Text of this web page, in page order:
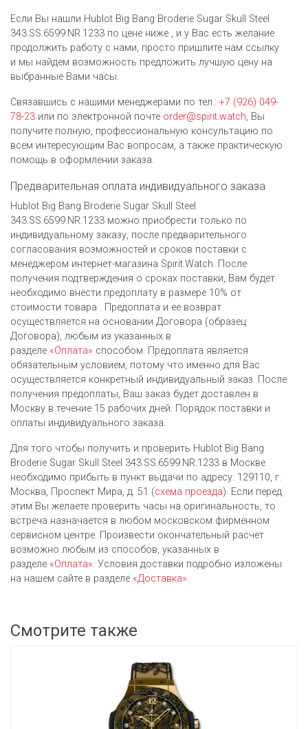
Если Вы нашли Hublot Big Bang Broderie Sugar Skull Steel
343.SS.6599.NR.1233 по цене ниже , и у Вас есть желание
продолжить работу с нами, просто пришлите нам ссылку
и мы найдем возможность предложить лучшую цену на
выбранные Вами часы.
Связавшись с нашими менеджерами по тел.: +7 (926) 049-
78-23 или по электронной почте order@spirit.watch, Вы
получите полную, профессиональную консультацию по
всем интересующим Вас вопросам, а также практическую
помощь в оформлении заказа.
Предварительная оплата индивидуального заказа
Hublot Big Bang Broderie Sugar Skull Steel
343.SS.6599.NR.1233 можно приобрести только по
индивидуальному заказу, после предварительного
согласования возможностей и сроков поставки с
менеджером интернет-магазина Spirit.Watch. После
получения подтверждения о сроках поставки, Вам будет
необходимо внести предоплату в размере 10% от
стоимости товара . Предоплата и ее возврат
осуществляется на основании Договора (образец
Договора), любым из указанных в
разделе «Оплата» способом. Предоплата является
обязательным условием, потому что именно для Вас
осуществляется конкретный индивидуальный заказ. После
получения предоплаты, Ваш заказ будет доставлен в
Москву в течение 15 рабочих дней. Порядок поставки и
оплаты индивидуального заказа.
Для того чтобы получить и проверить Hublot Big Bang
Broderie Sugar Skull Steel 343.SS.6599.NR.1233 в Москве
необходимо прибыть в пункт выдачи по адресу: 129110, г.
Москва, Проспект Мира, д. 51 (схема проезда). Если перед
этим Вы желаете проверить часы на оригинальность, то
встреча назначается в любом московском фирменном
сервисном центре. Произвести окончательный расчет
возможно любым из cпособов, указанных в
разделе «Оплата». Условия доставки подробно изложены
на нашем сайте в разделе «Доставка».
Смотрите также